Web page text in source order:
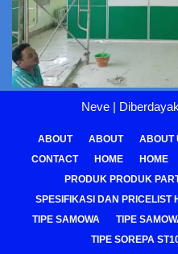
Neve|
ABOUT ABOUT ABOUT
CONTACT
HOME HOME
PRODUK PRODUK
SPESIFIKASI DAN PRICELIST
TIPE SAMOWA
TIPE
TIPE SOREPA